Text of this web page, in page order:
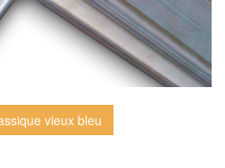
vieux bleu